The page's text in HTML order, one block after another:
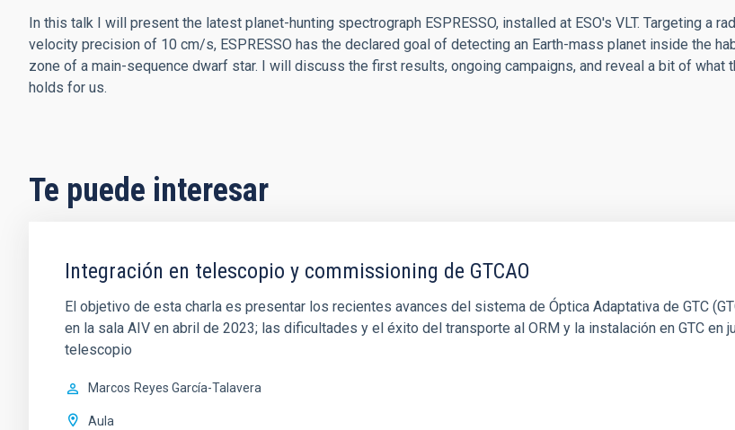
In this talk I will present the latest planet-hunting spectrograph ESPRESSO, installed at ESO's VLT. Targeting a
velocity precision of 10 cm/s, ESPRESSO has the declared goal of detecting an Earth-mass planet inside the
zone of a main-sequence dwarf star. I will discuss the first results, ongoing campaigns, and reveal a bit of what
holds for us.
Te puede interesar
Integración en telescopio y commissioning de GTCAO
El objetivo de esta charla es presentar los recientes avances del sistema de Óptica Adaptativa de GTC
en la sala AIV en abril de 2023; las dificultades y el éxito del transporte al ORM y la instalación en GTC
telescopio
Marcos Reyes García-Talavera
Aula